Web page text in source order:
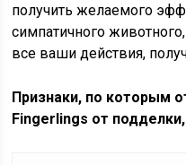
получить желаемого
симпатичного
все ваши действия,
Признаки, по которым
Fingerlings от